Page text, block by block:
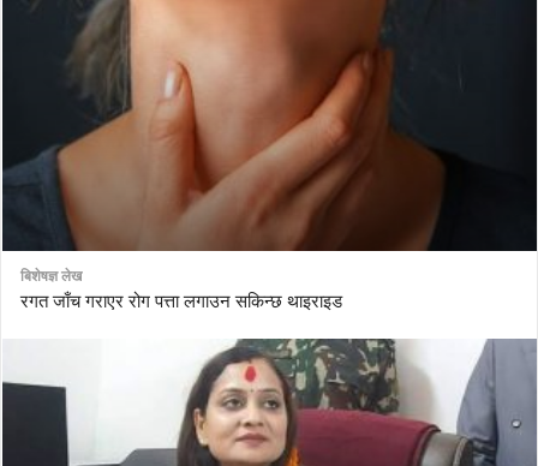
बिशेषज्ञ लेख
रगत जाँच गराएर रोग पत्ता लगाउन सकिन्छ थाइराइड